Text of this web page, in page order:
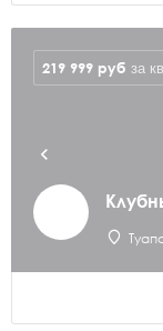
219 999 руб за